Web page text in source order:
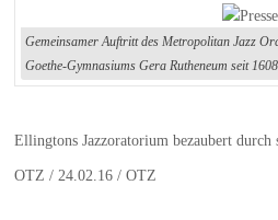
Gemeinsamer Auftritt des Metropolitan Jazz
Goethe-Gymnasiums Gera Rutheneum seit
Ellingtons Jazzoratorium bezaubert durch
OTZ / 24.02.16 / OTZ